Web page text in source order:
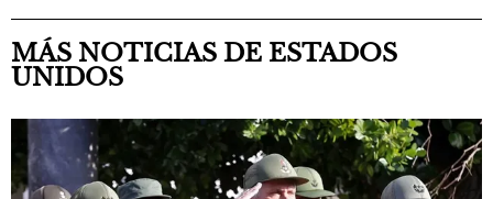
MÁS NOTICIAS DE ESTADOS
UNIDOS